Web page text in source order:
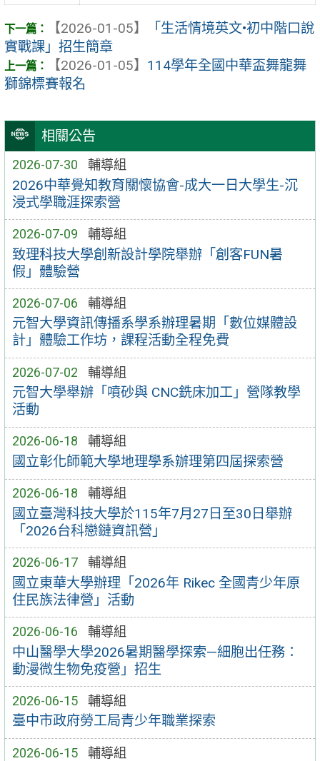
相關公告
2026-07-30 輔導組
2026中華覺知教育關懷協會-成大一日大學生-沉
浸式學職涯探索營
2026-07-09 輔導組
致理科技大學創新設計學院舉辦「創客FUN暑
假」體驗營
2026-07-06 輔導組
元智大學資訊傳播系學系辦理暑期「數位媒體設
計」體驗工作坊，課程活動全程免費
2026-07-02 輔導組
元智大學舉辦「噴砂與 CNC銑床加工」營隊教學
活動
2026-06-18 輔導組
國立彰化師範大學地理學系辦理第四屆探索營
2026-06-18 輔導組
國立臺灣科技大學於115年7月27日至30日舉辦
「2026台科戀鏈資訊營」
2026-06-17 輔導組
國立東華大學辦理「2026年 Rikec 全國青少年原
住民族法律營」活動
2026-06-16 輔導組
中山醫學大學2026暑期醫學探索—細胞出任務：
動漫微生物免疫營」招生
2026-06-15 輔導組
臺中市政府勞工局青少年職業探索
2026-06-15 輔導組
【2026-01-05】
「生活情境英文•初中階口說
實戰課」招生簡章
【2026-01-05】 114學年全國中華盃舞龍舞
獅錦標賽報名